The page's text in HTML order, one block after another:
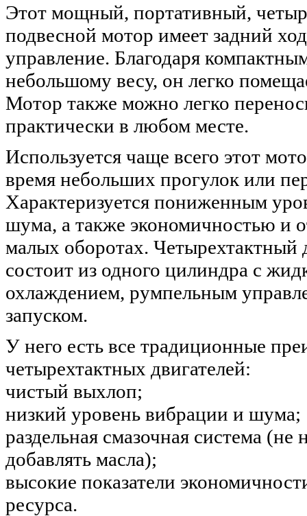
Этот мощный, портативный,
подвесной мотор имеет задний
управление. Благодаря
небольшому весу, он легко
Мотор также можно легко
практически в любом месте.
Используется чаще всего этот
время небольших прогулок или
Характеризуется пониженным
шума, а также экономичностью и
малых оборотах. Четырехтактный
состоит из одного цилиндра с
охлаждением, румпельным
запуском.
У него есть все традиционные
четырехтактных двигателей:
чистый выхлоп;
низкий уровень вибрации и шума;
раздельная смазочная система
добавлять масла);
высокие показатели
ресурса.